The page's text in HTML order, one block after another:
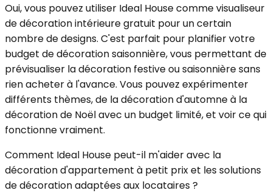
Oui, vous pouvez utiliser Ideal House comme visualiseur
de décoration intérieure gratuit pour un certain
nombre de designs. C'est parfait pour planifier votre
budget de décoration saisonnière, vous permettant de
prévisualiser la décoration festive ou saisonnière sans
rien acheter à l'avance. Vous pouvez expérimenter
différents thèmes, de la décoration d'automne à la
décoration de Noël avec un budget limité, et voir ce qui
fonctionne vraiment.
Comment Ideal House peut-il m'aider avec la
décoration d'appartement à petit prix et les solutions
de décoration adaptées aux locataires ?